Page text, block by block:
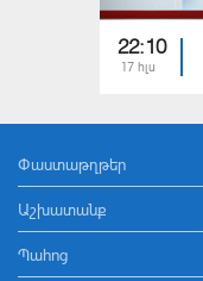
22:10
17 հլս
Փաստաթղթեր
Աշխատանք
Պահոց